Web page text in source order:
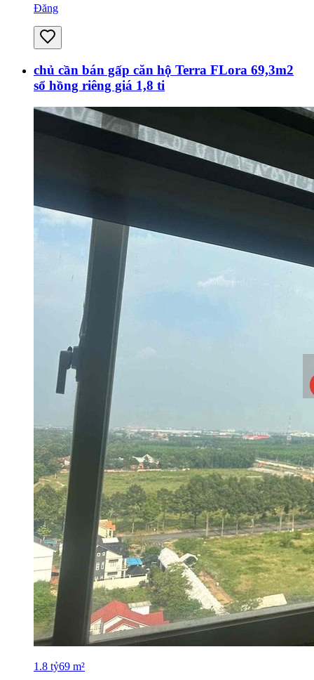
Đăng
chủ cần bán gấp căn hộ Terra FLora 69,3m2
sổ hồng riêng giá 1,8 ti
1.8 tỷ69 m²